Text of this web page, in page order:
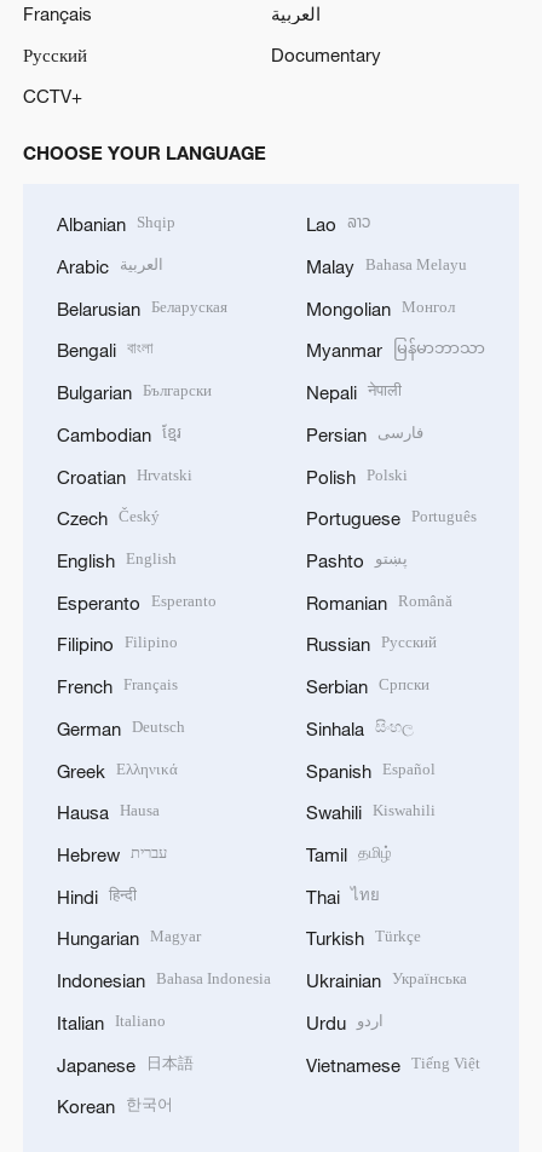
Français
العربية
Русский
Documentary
CCTV+
CHOOSE YOUR LANGUAGE
Albanian Shqip
Arabic العربية
Belarusian Беларуская
Bengali বাংলা
Bulgarian Български
Cambodian ខ្មែរ
Croatian Hrvatski
Czech Český
English English
Esperanto Esperanto
Filipino Filipino
French Français
German Deutsch
Greek Ελληνικά
Hausa Hausa
Hebrew עברית
Hindi हिन्दी
Hungarian Magyar
Indonesian Bahasa Indonesia
Italian Italiano
Japanese 日本語
Korean 한국어
Lao ລາວ
Malay Bahasa Melayu
Mongolian Монгол
Myanmar မြန်မာဘာသာ
Nepali नेपाली
Persian فارسی
Polish Polski
Portuguese Português
Pashto پښتو
Romanian Română
Russian Русский
Serbian Српски
Sinhala සිංහල
Spanish Español
Swahili Kiswahili
Tamil தமிழ்
Thai ไทย
Turkish Türkçe
Ukrainian Українська
Urdu اردو
Vietnamese Tiếng Việt